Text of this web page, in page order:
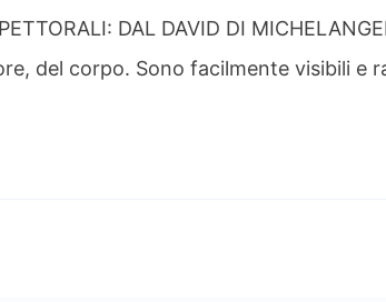
DAL DAVID DI
del corpo. Sono facilmente visibili e